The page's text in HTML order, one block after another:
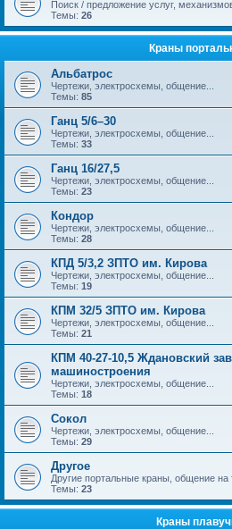
Поиск / предложение услуг,
Темы: 26
Краны
Альбатрос
Чертежи, электросхемы, общение...
Темы: 85
Ганц 5/6–30
Чертежи, электросхемы, общение...
Темы: 33
Ганц 16/27,5
Чертежи, электросхемы, общение...
Темы: 23
Кондор
Чертежи, электросхемы, общение...
Темы: 28
КПД 5/3,2 ЗПТО им. Кирова
Чертежи, электросхемы, общение...
Темы: 19
КПМ 32/5 ЗПТО им. Кирова
Чертежи, электросхемы, общение...
Темы: 21
КПМ 40-27-10,5 Ждановский
машиностроения
Чертежи, электросхемы, общение...
Темы: 18
Сокол
Чертежи, электросхемы, общение...
Темы: 29
Другое
Другие портальные краны, общение
Темы: 23
Краны